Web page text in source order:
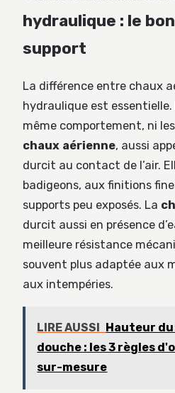
hydraulique : le
support
La différence entre chaux
hydraulique est essentielle.
même comportement, ni
chaux aérienne, aussi
durcit au contact de l’air.
badigeons, aux finitions
supports peu exposés. La
durcit aussi en présence
meilleure résistance
souvent plus adaptée aux
aux intempéries.
LIRE AUSSI
Hauteur
douche : les 3 règles
sur-mesure